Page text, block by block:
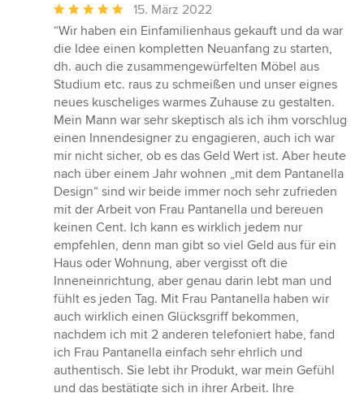
Durchschnittliche
Bewertung:
5
von
5
Sternen
15. März 2022
“Wir haben ein Einfamilienhaus gekauft und da war
die Idee einen kompletten Neuanfang zu starten,
dh. auch die zusammengewürfelten Möbel aus
Studium etc. raus zu schmeißen und unser eignes
neues kuscheliges warmes Zuhause zu gestalten.
Mein Mann war sehr skeptisch als ich ihm vorschlug
einen Innendesigner zu engagieren, auch ich war
mir nicht sicher, ob es das Geld Wert ist. Aber heute
nach über einem Jahr wohnen „mit dem Pantanella
Design“ sind wir beide immer noch sehr zufrieden
mit der Arbeit von Frau Pantanella und bereuen
keinen Cent. Ich kann es wirklich jedem nur
empfehlen, denn man gibt so viel Geld aus für ein
Haus oder Wohnung, aber vergisst oft die
Inneneinrichtung, aber genau darin lebt man und
fühlt es jeden Tag. Mit Frau Pantanella haben wir
auch wirklich einen Glücksgriff bekommen,
nachdem ich mit 2 anderen telefoniert habe, fand
ich Frau Pantanella einfach sehr ehrlich und
authentisch. Sie lebt ihr Produkt, war mein Gefühl
und das bestätigte sich in ihrer Arbeit. Ihre